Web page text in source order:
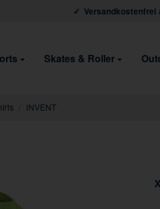
Versandkostenfrei
Skates & Roller
INVENT